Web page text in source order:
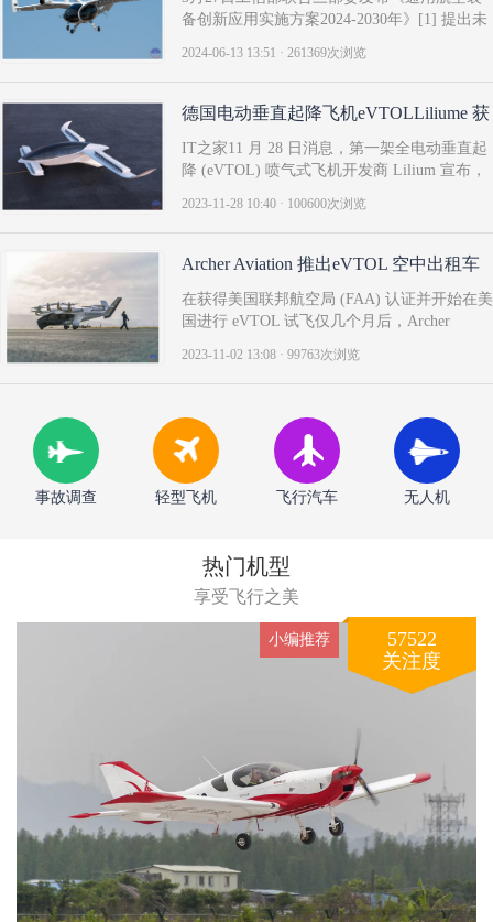
备创新应用实施方案2024-2030年》[1] 提出未
速电推进系统的技术突破，加快涡轴、涡桨发
动机的研制以及100-200马力活塞发动机批量
交付，同时开展400kw以下混动系统研制、
2024-06-13 13:51 · 261369次浏览
德国电动垂直起降飞机eVTOLLiliume 获
欧盟“运营许可证”..
IT之家11 月 28 日消息，第一架全电动垂直起
降 (eVTOL) 喷气式飞机开发商 Lilium 宣布，
的“设计机构批准”（Design Organization
Approval）。首席技术官兼设计组织负责人
Alastair McIntosh 解释，设计组织批准就是运
2023-11-28 10:40 · 100600次浏览
Archer Aviation 推出eVTOL 空中出租车
服务
在获得美国联邦航空局 (FAA) 认证并开始在美
国进行 eVTOL 试飞仅几个月后，Archer
空中出租车服务的第一个国际启动合作伙伴。
通过最近签署的谅解备忘录，Archer 将致力于
措施的翅膀（..
2023-11-02 13:08 · 99763次浏览
事故调查 轻型飞机 飞行汽车 无人机
热门机型
享受飞行之美
小编推荐
57522
关注度